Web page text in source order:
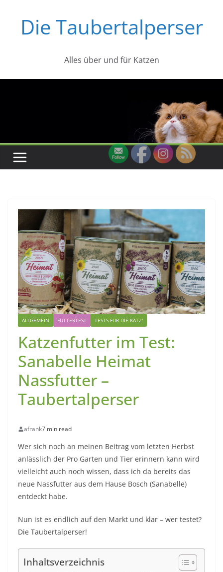
springenDie Taubertalperser
Alles über und für Katzen
ALLGEMEIN FUTTERTEST TESTS FÜR DIE KATZ'
Katzenfutter im Test:
Sanabelle Heimat
Nassfutter –
Taubertalperser
afrank7 min read
Wer sich noch an meinen Beitrag vom letzten Herbst
anlässlich der Pro Garten und Tier erinnern kann wird
vielleicht auch noch wissen, dass ich da bereits das
neue Nassfutter aus dem Hause Bosch (Sanabelle)
entdeckt habe.
Nun ist es endlich auf den Markt und klar – wer testet?
Die Taubertalperser!
Inhaltsverzeichnis